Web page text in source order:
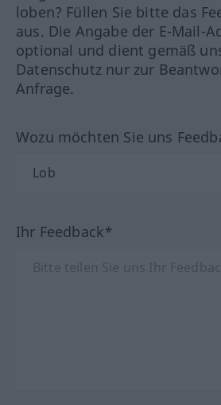
loben? Füllen Sie bitte das
aus. Die Angabe der E-Mail-
optional und dient gemäß
Datenschutz nur zur
Anfrage.
Wozu möchten Sie uns
Ihr Feedback*